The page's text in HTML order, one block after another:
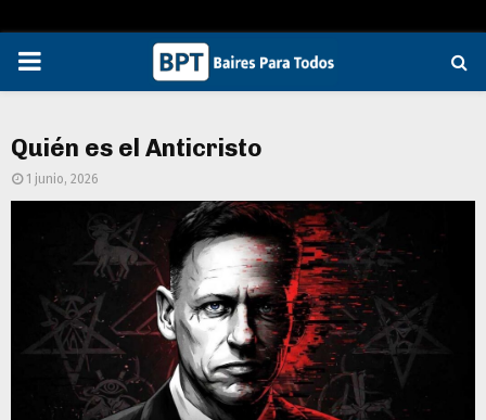
PRIMARY
Quién es el Anticristo
1 junio, 2026